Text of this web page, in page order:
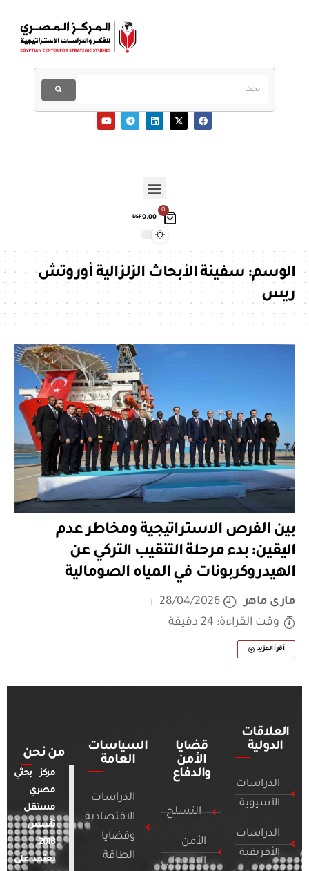
0
EGP0.00
الوسم:سفينة الأبحاث الزلزالية أوروتش
ريس
بين الفرص الاستراتيجية ومخاطر عدم
اليقين: بدء مرحلة التنقيب التركي عن
الهيدروكربونات في المياه الصومالية
مارى ماهر
28/04/2026
وقت القراءة: 24 دقيقة
أقرأ المزيد
العلاقات
الدولية
الدراسات
الآسيوية
الدراسات
الأفريقية
قضايا
الأمن
والدفاع
التسلح
الأمن
السيبراني
السياسات
العامة
الدراسات
الاقتصادية
وقضايا
الطاقة
من نحن
مركز بحثي
مصري
مستقل
تأسس
2018.
يعتمد على